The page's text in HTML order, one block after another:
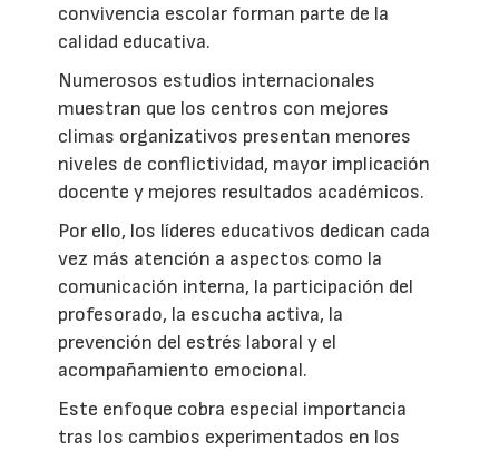
convivencia escolar forman parte de la
calidad educativa.
Numerosos estudios internacionales
muestran que los centros con mejores
climas organizativos presentan menores
niveles de conflictividad, mayor implicación
docente y mejores resultados académicos.
Por ello, los líderes educativos dedican cada
vez más atención a aspectos como la
comunicación interna, la participación del
profesorado, la escucha activa, la
prevención del estrés laboral y el
acompañamiento emocional.
Este enfoque cobra especial importancia
tras los cambios experimentados en los